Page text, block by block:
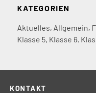
KATEGORIEN
Aktuelles, Allgemein,
Klasse 5, Klasse 6,
KONTAKT